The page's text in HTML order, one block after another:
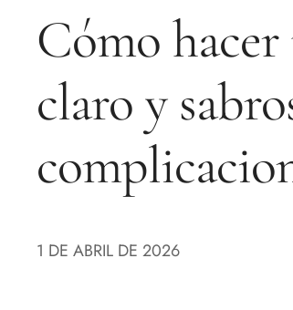
Cómo
claro y
1 DE ABRIL DE 2026